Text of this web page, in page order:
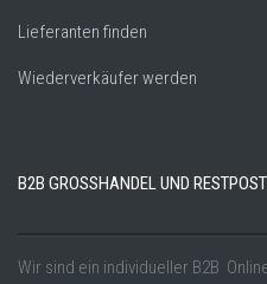
Lieferanten finden
Wiederverkäufer werden
B2B GROSSHANDEL UND
Wir sind ein individueller B2B